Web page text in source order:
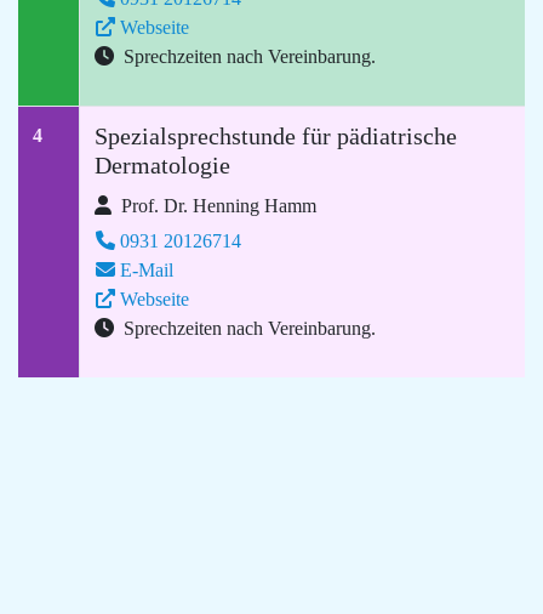
Webseite
Sprechzeiten nach Vereinbarung.
4
Spezialsprechstunde für pädiatrische
Dermatologie
Prof. Dr. Henning Hamm
0931 20126714
E-Mail
Webseite
Sprechzeiten nach Vereinbarung.